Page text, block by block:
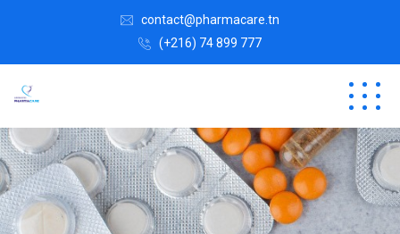
contact@pharmacare.tn
(+216) 74 899 777